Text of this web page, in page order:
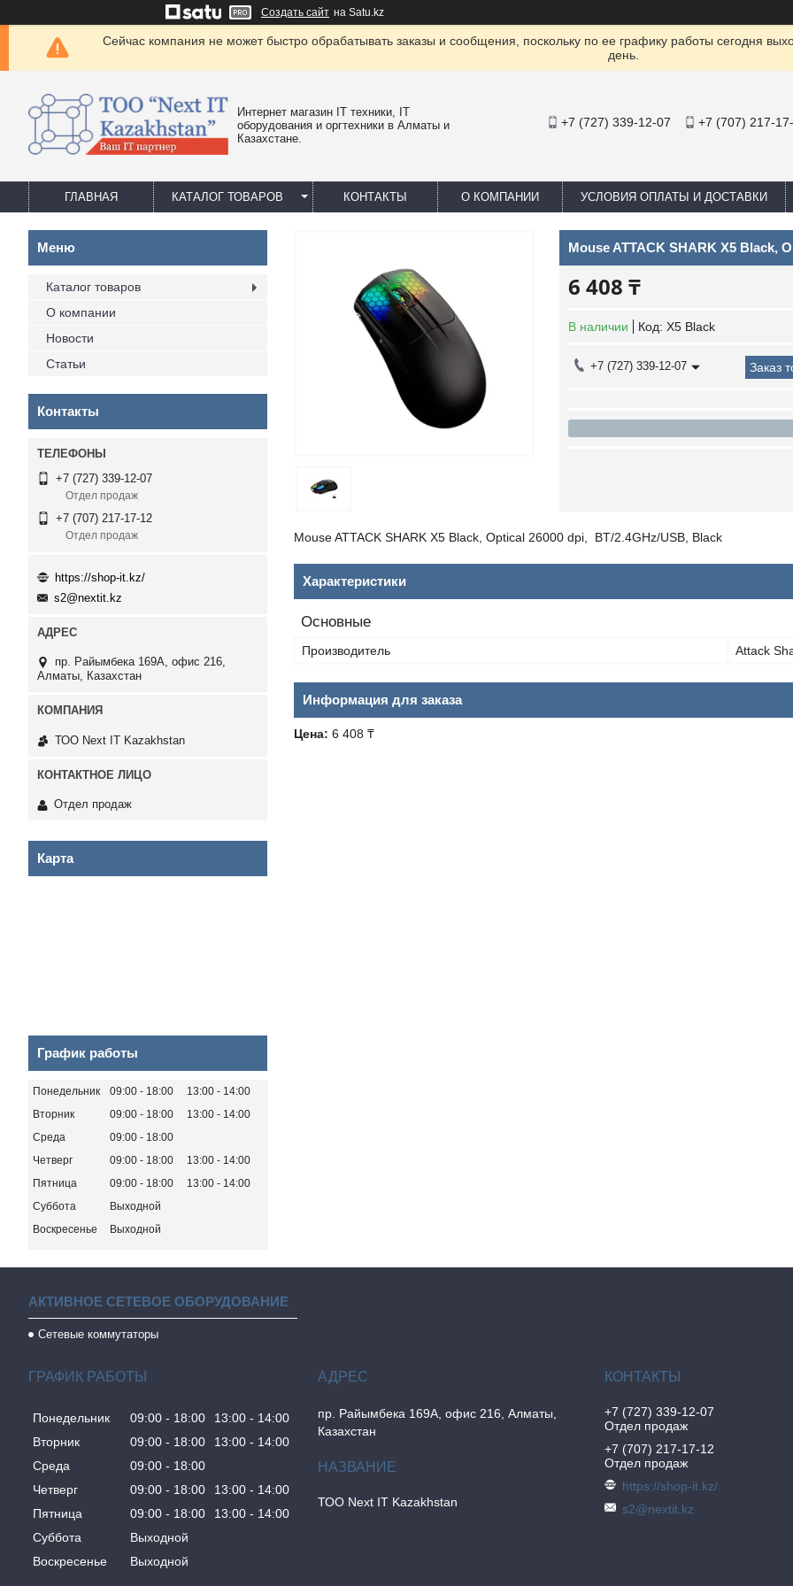
Создать сайт на Satu.kz
Сейчас компания не может быстро обрабатывать заказы и сообщения, поскольку по ее графику работы сегодня
день.
Интернет магазин IT техники, IT
оборудования и оргтехники в Алматы и
Казахстане.
+7 (727) 339-12-07 +7 (707) 217-
ГЛАВНАЯ КАТАЛОГ ТОВАРОВ КОНТАКТЫ О КОМПАНИИ УСЛОВИЯ ОПЛАТЫ И ДОСТАВКИ
Mouse ATTACK SHARK X5 Black,
6 408 ₸
В наличии Код: X5 Black
+7 (727) 339-12-07 Заказ
Mouse ATTACK SHARK X5 Black, Optical 26000 dpi, BT/2.4GHz/USB, Black
Характеристики
Основные
Производитель Attack
Информация для заказа
Цена: 6 408 ₸
Каталог товаров
О компании
Новости
Статьи
Контакты
+7 (727) 339-12-07
Отдел продаж
+7 (707) 217-17-12
Отдел продаж
https://shop-it.kz/
s2@nextit.kz
пр. Райымбека 169А, офис 216,
Алматы, Казахстан
ТОО Next IT Kazakhstan
Отдел продаж
Карта
График работы
Понедельник 09:00 18:00 13:00
14:00
Вторник
09:00 18:00 13:00
14:00
Среда
09:00
18:00
Четверг
09:00 18:00 13:00
14:00
Пятница
09:00 18:00 13:00
14:00
Суббота
Выходной
Воскресенье
Выходной
АКТИВНОЕ СЕТЕВОЕ ОБОРУДОВАНИЕ
Сетевые коммутаторы
ГРАФИК РАБОТЫ
Понедельник 09:00 18:00 13:00
14:00
Вторник
09:00 18:00 13:00
14:00
Среда
09:00
18:00
Четверг
09:00 18:00 13:00
14:00
Пятница
09:00 18:00 13:00
14:00
Суббота
Выходной
Воскресенье
Выходной
пр. Райымбека 169А, офис 216, Алматы,
Казахстан
ТОО Next IT Kazakhstan
+7 (727) 339-12-07
Отдел продаж
+7 (707) 217-17-12
Отдел продаж
https://shop-it.kz/
s2@nextit.kz